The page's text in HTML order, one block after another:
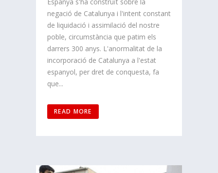
negació de Catalunya i l'intent constant
de liquidació i assimilació del nostre
poble, circumstància que patim els
darrers 300 anys. L'anormalitat de la
incorporació de Catalunya a l'estat
espanyol, per dret de conquesta, fa
que...
READ MORE